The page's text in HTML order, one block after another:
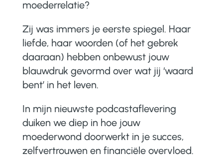
moederrelatie?
Zij was immers je eerste spiegel. Haar
liefde, haar woorden (of het gebrek
daaraan) hebben onbewust jouw
blauwdruk gevormd over wat jij ‘waard
bent’ in het leven.
In mijn nieuwste podcastaflevering
duiken we diep in hoe jouw
moederwond doorwerkt in je succes,
zelfvertrouwen en financiële overvloed.